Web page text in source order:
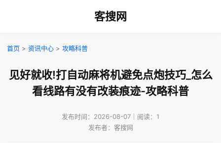
客搜网
首页 > 资讯中心 > 攻略科普
见好就收!打自动麻将机避免点炮技巧_怎么
看线路有没有改装痕迹-攻略科普
发布时间：2026-08-07｜阅读：1
发布者：客搜网